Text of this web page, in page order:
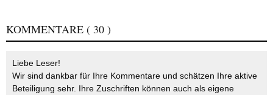
KOMMENTARE ( 30 )
Liebe Leser!
Wir sind dankbar für Ihre Kommentare und schätzen Ihre aktive
Beteiligung sehr. Ihre Zuschriften können auch als eigene